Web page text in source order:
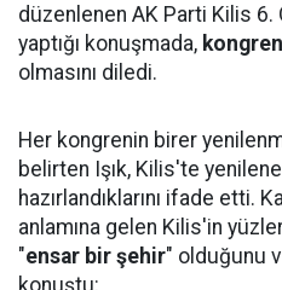
düzenlenen AK Parti Kilis
yaptığı konuşmada,
olmasını diledi.
Her kongrenin birer
belirten Işık, Kilis'te
hazırlandıklarını ifade etti.
anlamına gelen Kilis'in
"ensar bir şehir" olduğunu
konuştu: